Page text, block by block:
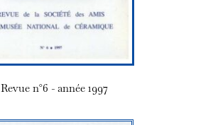
Revue n°6 - année 1997